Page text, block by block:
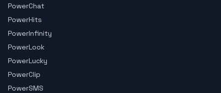
PowerChat
PowerHits
PowerInfinity
PowerLook
PowerLucky
PowerClip
PowerSMS